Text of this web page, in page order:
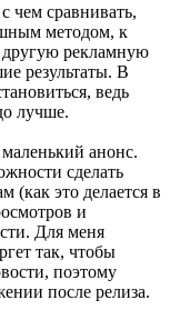
чем сравнивать,
методом, к
рекламную
результаты. В
ведь
лучше.
анонс.
сделать
(как это делается в
и
Для меня
так, чтобы
поэтому
после релиза.